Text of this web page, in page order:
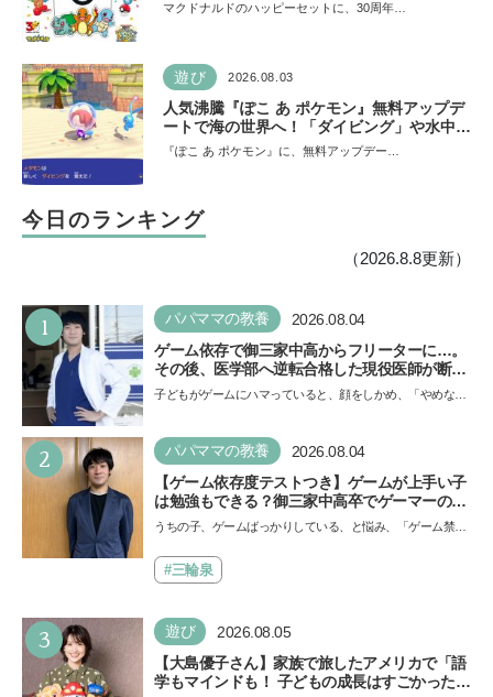
マクドナルドのハッピーセットに、30周年…
遊び 2026.08.03
人気沸騰『ぽこ あ ポケモン』無料アップデ
ートで海の世界へ！「ダイビング」や水中の
街づくりが楽しめる追加コンテンツも登場
『ぽこ あ ポケモン』に、無料アップデー…
今日のランキング
（2026.8.8更新）
1 パパママの教養 2026.08.04
ゲーム依存で御三家中高からフリーターに…。
その後、医学部へ逆転合格した現役医師が断言
「ゲームの経験が受験勉強に役立った」そう考
子どもがゲームにハマっていると、顔をしかめ、「やめなさ
い…
2 パパママの教養 2026.08.04
【ゲーム依存度テストつき】ゲームが上手い子
は勉強もできる？御三家中高卒でゲーマーの医
師・阿部智史さんが教えるゲームしながら受験
うちの子、ゲームばっかりしている、と悩み、「ゲーム禁
も…#三輪泉
3 遊び 2026.08.05
【大島優子さん】家族で旅したアメリカで「語
学もマインドも！ 子どもの成長はすごかった」